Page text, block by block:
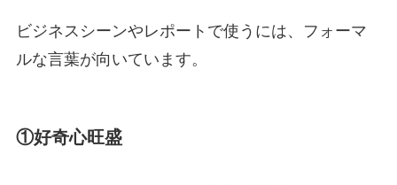
ビジネスシーンやレポートで使うには、フォーマ
ルな言葉が向いています。
①好奇心旺盛